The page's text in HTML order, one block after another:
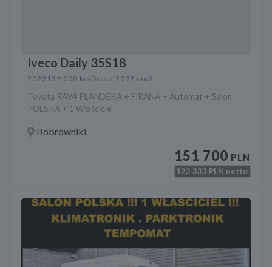
Iveco Daily 35S18
2022 139 000 km Diesel2998 cm3
Toyota RAV4 PLANDEKA + FIRANA + Automat + Salon
POLSKA + 1 Właściciel
Bobrowniki
151 700 PLN
123 333 PLN netto